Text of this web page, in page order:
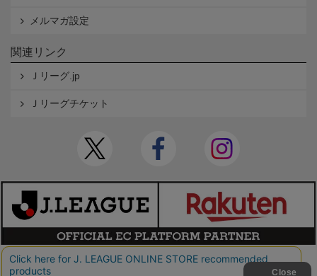
メルマガ設定
関連リンク
Ｊリーグ.jp
Ｊリーグチケット